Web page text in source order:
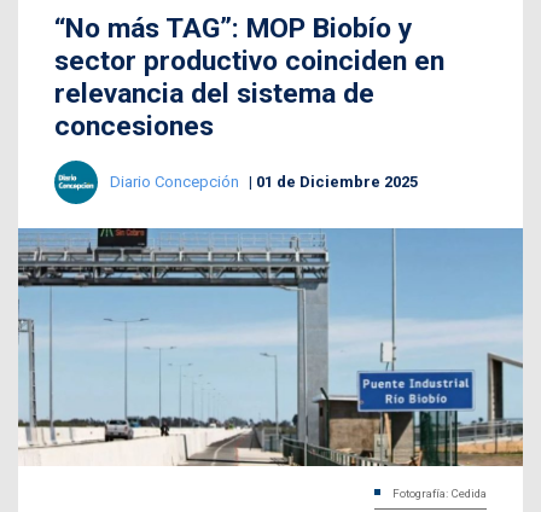
“No más TAG”: MOP Biobío y
sector productivo coinciden en
relevancia del sistema de
concesiones
Diario Concepción 01 de Diciembre 2025
Fotografía: Cedida